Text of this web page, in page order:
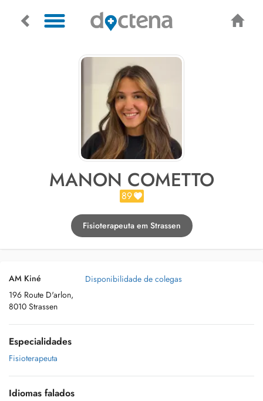
MANON COMETTO
89
Fisioterapeuta em Strassen
AM Kiné
196 Route D'arlon,
8010 Strassen
Disponibilidade de colegas
Especialidades
Fisioterapeuta
Idiomas falados